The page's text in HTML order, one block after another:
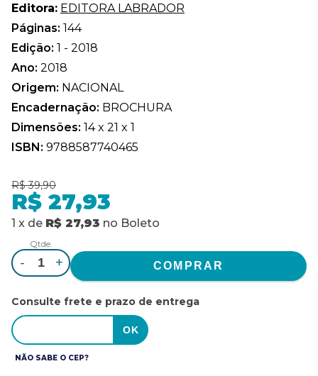
Editora: EDITORA LABRADOR
Páginas: 144
Edição: 1 - 2018
Ano: 2018
Origem: NACIONAL
Encadernação: BROCHURA
Dimensões: 14 x 21 x 1
ISBN: 9788587740465
R$ 39,90
R$ 27,93
1 x de R$ 27,93 no Boleto
Qtde.
- +
Consulte frete e prazo de entrega
NÃO SABE O CEP?